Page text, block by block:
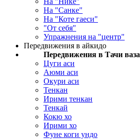
На "Санке"
На "Коте гаеси"
"От себя"
Упражнения на "центр"
Передвижения в айкидо
Передвижения в Тачи ваза
Цуги аси
Аюми аси
Окури аси
Тенкан
Ирими тенкан
Тенкай
Кокю хо
Ирими хо
Фуне коги ундо